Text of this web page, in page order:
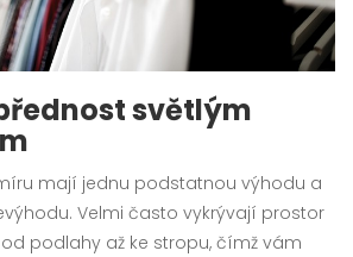
světlým
mají jednu podstatnou výhodu a
Velmi často vykrývají prostor
podlahy až ke stropu, čímž vám